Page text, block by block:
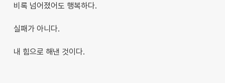
비록 넘어졌어도 행복하다.
실패가 아니다.
내 힘으로 해낸 것이다.